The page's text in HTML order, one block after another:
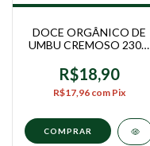
DOCE ORGÂNICO DE
UMBU CREMOSO 230G
R$18,90
R$17,96 com Pix